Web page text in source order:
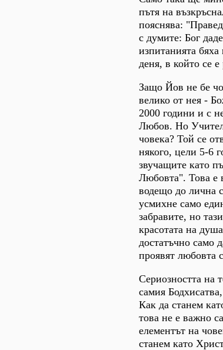
пътя на
пояснява:
с думите: Бог
изпитанията
деня, в който се
Защо Йов не бе
велико от нея -
2000 години и с
Любов. Но
човека? Той се
някого, цели 5-6
звучащите като
Любовта". Това е
водещо до лична
усмихне само
забравите, но
красотата на
достатъчно само
проявят любовта
Сериозността на
самия
Как да станем
това не е важно
елементът на
станем като